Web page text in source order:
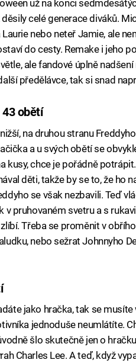
už na konci
celé generace diváků.
nebo neteř Jamie, ale
do cesty. Remake i jeho
ale fandové úplně
předělávce, tak si snad
obětí
na druhou stranu
a u svých obětí se
kusy, chce je pořádně
děti, takže by se to, že ho
se však nezbavili. Teď
v pruhovaném svetru a s
Třeba se proměnit v
nebo sežrat Johnnyho
jako hračka, tak se
jednoduše neumlátíte.
šlo skutečně jen o
Charles Lee. A teď, když